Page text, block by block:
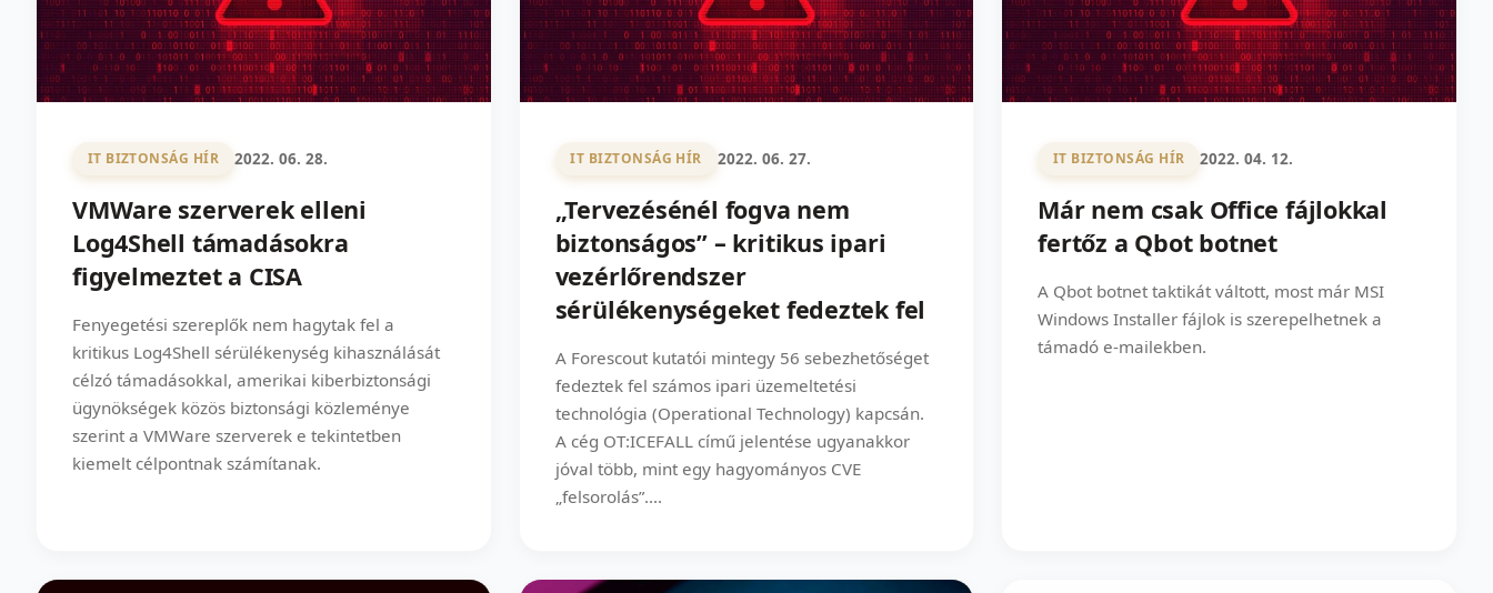
IT BIZTONSÁG HÍR 2022. 06. 28.
VMWare szerverek elleni
Log4Shell támadásokra
figyelmeztet a CISA
Fenyegetési szereplők nem hagytak fel a
kritikus Log4Shell sérülékenység kihasználását
célzó támadásokkal, amerikai kiberbiztonsági
ügynökségek közös biztonsági közleménye
szerint a VMWare szerverek e tekintetben
kiemelt célpontnak számítanak.
IT BIZTONSÁG HÍR 2022. 06. 27.
„Tervezésénél fogva nem
biztonságos” – kritikus ipari
vezérlőrendszer
sérülékenységeket fedeztek fel
A Forescout kutatói mintegy 56 sebezhetőséget
fedeztek fel számos ipari üzemeltetési
technológia (Operational Technology) kapcsán.
A cég OT:ICEFALL című jelentése ugyanakkor
jóval több, mint egy hagyományos CVE
„felsorolás”....
IT BIZTONSÁG HÍR 2022. 04. 12.
Már nem csak Office fájlokkal
fertőz a Qbot botnet
A Qbot botnet taktikát váltott, most már MSI
Windows Installer fájlok is szerepelhetnek a
támadó e-mailekben.